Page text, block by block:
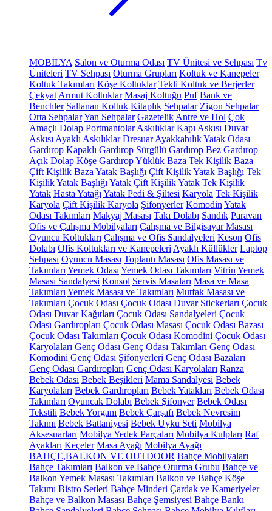
MOBİLYA Salon ve Oturma Odası TV Ünitesi ve Sehpası Tv
Üniteleri TV Sehpası Oturma Grupları Koltuk ve Kanepeler
Koltuk Takımları Köşe Koltuklar Tekli Koltuk ve Berjerler
Çekyat Armut Koltuklar Masaj Koltuğu Puf Bank ve
Benchler Sallanan Koltuk Kitaplık Sehpalar Zigon Sehpalar
Orta SehpalarYan Sehpalar Gazetelik Antre ve Hol Çok
Amaçlı Dolap Portmantolar Askılıklar Kapı Askısı Duvar
Askısı Ayaklı Askılıklar Dresuar AyakkabılıkYatak Odası
Gardırop Kapaklı Gardırop Sürgülü Gardırop Bez Gardırop
Açık Dolap Köşe GardıropYüklük Baza Tek Kişilik Baza
Çift Kişilik Baza Yatak Başlığı Çift Kişilik Yatak Başlığı Tek
Kişilik Yatak Başlığı Yatak Çift Kişilik Yatak Tek Kişilik
Yatak Hasta Yatağı Yatak Pedi & Şiltesi Karyola Tek Kişilik
Karyola Çift Kişilik Karyola Şifonyerler Komodin Yatak
Odası Takımları Makyaj Masası Takı Dolabı Sandık Paravan
Ofis ve Çalışma Mobilyaları Çalışma ve Bilgisayar Masası
Oyuncu Koltukları Çalışma ve Ofis Sandalyeleri Keson Ofis
Dolabı Ofis Koltukları ve Kanepeleri Ayaklı Küllükler Laptop
Sehpası Oyuncu Masası Toplantı Masası Ofis Masası ve
Takımları Yemek Odası Yemek Odası Takımları Vitrin Yemek
Masası Sandalyesi Konsol Servis Masaları Masa ve Masa
Takımları Yemek Masası ve Takımları Mutfak Masası ve
Takımları Çocuk Odası Çocuk Odası Duvar Stickerları Çocuk
Odası Duvar Kağıtları Çocuk Odası Sandalyeleri Çocuk
Odası Gardıropları Çocuk Odası Masası Çocuk Odası Bazası
Çocuk Odası Takımları Çocuk Odası Komodini Çocuk Odası
Karyolaları Genç Odası Genç Odası Takımları Genç Odası
Komodini Genç Odası Şifonyerleri Genç Odası Bazaları
Genç Odası Gardıropları Genç Odası Karyolaları Ranza
Bebek Odası Bebek Beşikleri Mama Sandalyesi Bebek
Karyolaları Bebek Gardıropları Bebek Yatakları Bebek Odası
Takımları Oyuncak Dolabı Bebek Şifonyer Bebek Odası
Tekstili Bebek Yorganı Bebek Çarşafı Bebek Nevresim
Takımı Bebek Battaniyesi Bebek Uyku Seti Mobilya
Aksesuarları Mobilya Yedek Parçaları Mobilya Kulpları Raf
Ayakları Keçeler Masa Ayağı Mobilya Ayağı
BAHÇE,BALKON VE OUTDOOR Bahçe Mobilyaları
Bahçe Takımları Balkon ve Bahçe Oturma Grubu Bahçe ve
Balkon Yemek Masası Takımları Balkon ve Bahçe Köşe
Takımı Bistro Setleri Bahçe Minderi Çardak ve Kameriyeler
Bahçe ve Balkon Masası Bahçe Şemsiyesi Bahçe Bankı